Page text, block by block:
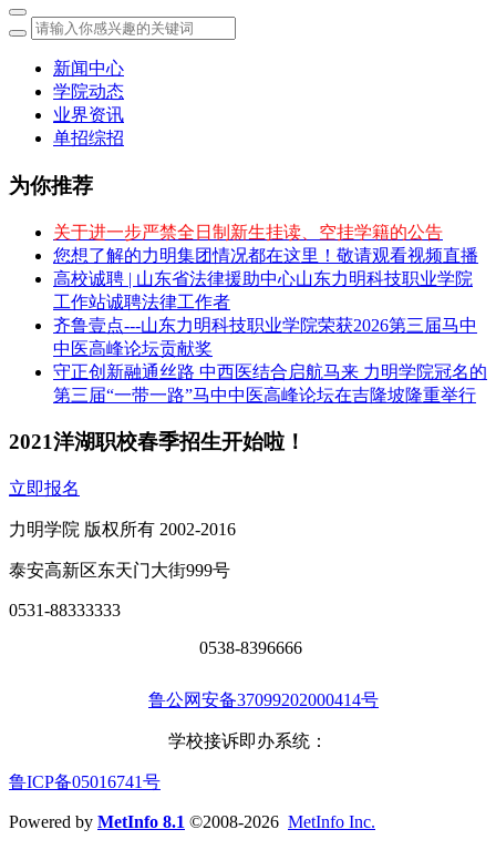
新闻中心
学院动态
业界资讯
单招综招
为你推荐
关于进一步严禁全日制新生挂读、空挂学籍的公告
您想了解的力明集团情况都在这里！敬请观看视频直播
高校诚聘 | 山东省法律援助中心山东力明科技职业学院
工作站诚聘法律工作者
齐鲁壹点---山东力明科技职业学院荣获2026第三届马中
中医高峰论坛贡献奖
守正创新融通丝路 中西医结合启航马来 力明学院冠名的
第三届“一带一路”马中中医高峰论坛在吉隆坡隆重举行
2021洋湖职校春季招生开始啦！
立即报名
力明学院 版权所有 2002-2016
泰安高新区东天门大街999号
0531-88333333
0538-8396666
鲁公网安备37099202000414号
学校接诉即办系统：
鲁ICP备05016741号
Powered by MetInfo 8.1 ©2008-2026 MetInfo Inc.